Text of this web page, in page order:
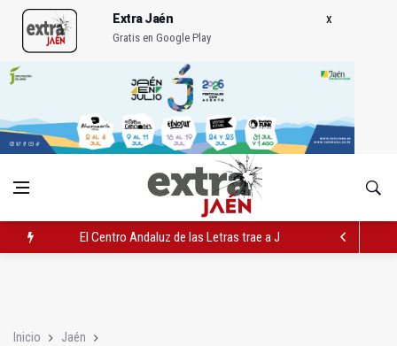
Extra Jaén
Gratis en Google Play
El Centro Andaluz de las Letras trae a Jaén al filósofo Omar
Inicio
Jaén